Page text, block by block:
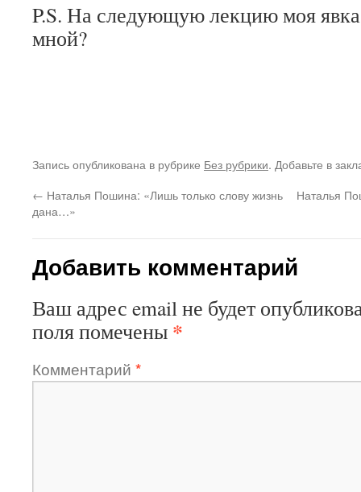
P.S. На следующую лекцию моя явка
мной?
Запись опубликована в рубрике Без рубрики. Добавьте в
← Наталья Пошина: «Лишь только слову жизнь
дана…»
Наталья
Добавить комментарий
Ваш адрес email не будет
поля помечены *
Комментарий *